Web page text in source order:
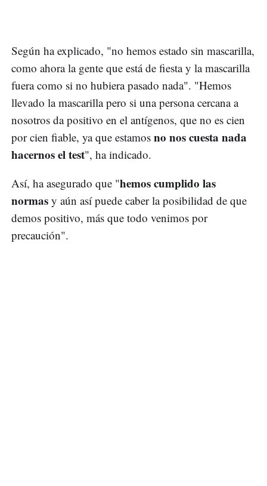
Según ha explicado, "no hemos estado sin mascarilla,
como ahora la gente que está de fiesta y la mascarilla
fuera como si no hubiera pasado nada". "Hemos
llevado la mascarilla pero si una persona cercana a
nosotros da positivo en el antígenos, que no es cien
por cien fiable, ya que estamos no nos cuesta nada
hacernos el test", ha indicado.
Así, ha asegurado que "hemos cumplido las
normas y aún así puede caber la posibilidad de que
demos positivo, más que todo venimos por
precaución".